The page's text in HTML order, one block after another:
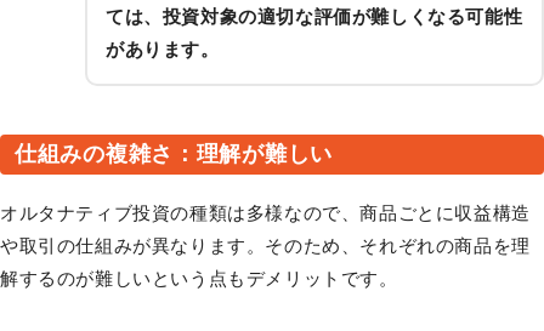
ては、投資対象の適切な評価が難しくなる可能性
があります。
仕組みの複雑さ：理解が難しい
オルタナティブ投資の種類は多様なので、商品ごとに収益構造
や取引の仕組みが異なります。そのため、それぞれの商品を理
解するのが難しいという点もデメリットです。